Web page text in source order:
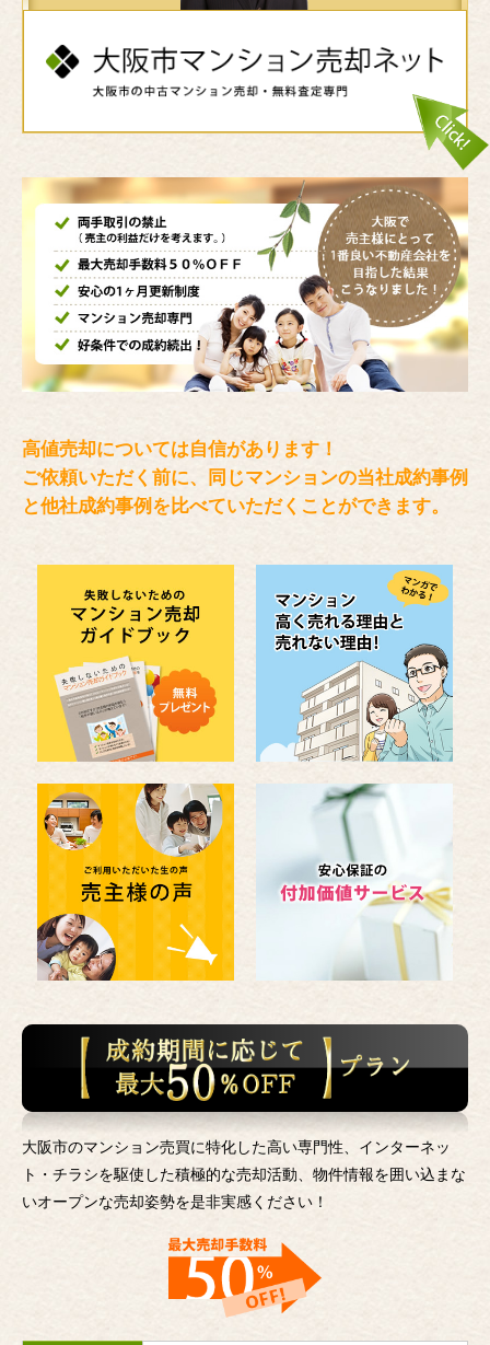
高値売却については自信があります！
ご依頼いただく前に、同じマンションの当社成約事例
と他社成約事例を比べていただくことができます。
大阪市のマンション売買に特化した高い専門性、インターネッ
ト・チラシを駆使した積極的な売却活動、 物件情報を囲い込まな
いオープンな売却姿勢を是非実感ください！